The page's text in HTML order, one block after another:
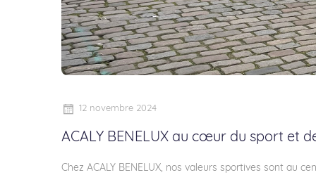
12 novembre 2024
ACALY BENELUX au cœur du sport et
Chez ACALY BENELUX, nos valeurs sportives sont au